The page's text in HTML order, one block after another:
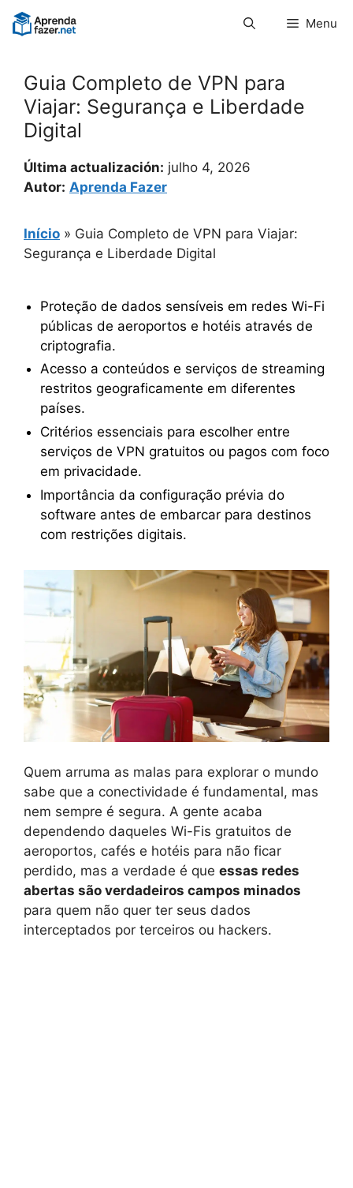
Pular
para
Menu
Guia Completo de VPN para
Viajar: Segurança e Liberdade
Digital
Última actualización: julho 4, 2026
Autor: Aprenda Fazer
Início » Guia Completo de VPN para Viajar:
Segurança e Liberdade Digital
Proteção de dados sensíveis em redes Wi-Fi
públicas de aeroportos e hotéis através de
criptografia.
Acesso a conteúdos e serviços de streaming
restritos geograficamente em diferentes
países.
Critérios essenciais para escolher entre
serviços de VPN gratuitos ou pagos com foco
em privacidade.
Importância da configuração prévia do
software antes de embarcar para destinos
com restrições digitais.
Quem arruma as malas para explorar o mundo
sabe que a conectividade é fundamental, mas
nem sempre é segura. A gente acaba
dependendo daqueles Wi-Fis gratuitos de
aeroportos, cafés e hotéis para não ficar
perdido, mas a verdade é que essas redes
abertas são verdadeiros campos minados
para quem não quer ter seus dados
interceptados por terceiros ou hackers.